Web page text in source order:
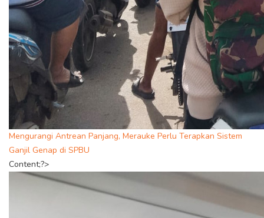
Mengurangi Antrean Panjang, Merauke Perlu Terapkan Sistem
Ganjil Genap di SPBU
Content;?>